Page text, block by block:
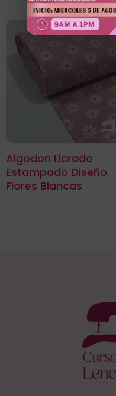
Algodon Licrado
Estampado Diseño
Flores Blancas